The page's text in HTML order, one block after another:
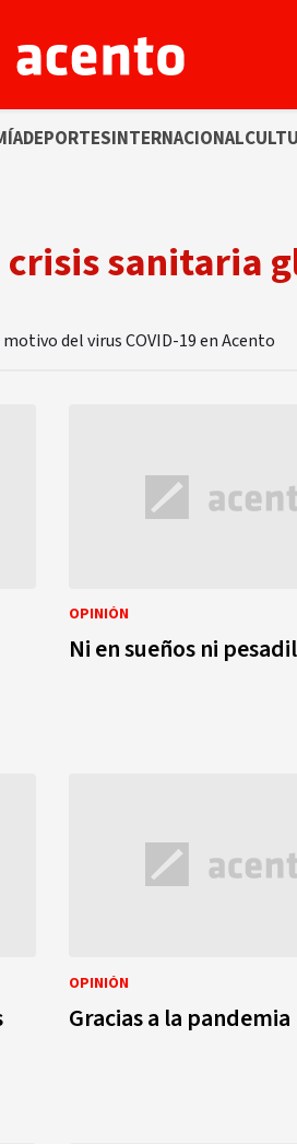
DEPORTESINTERNACIONAL
sanitaria
del virus COVID-19 en Acento
OPINIÓN
Ni en sueños ni
OPINIÓN
Gracias a la pandemia